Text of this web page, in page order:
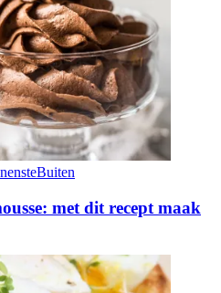
met dit recept maak